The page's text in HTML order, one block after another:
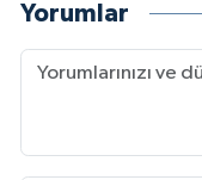
Yorumlar